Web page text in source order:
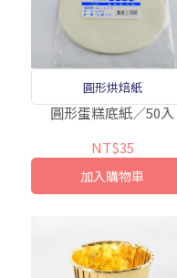
圓形烘焙紙
圓形蛋糕底紙／50入
NT$35
加入購物車